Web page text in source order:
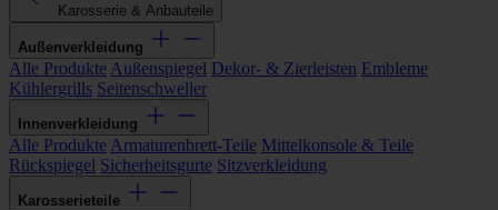
Karosserie & Anbauteile
Außenverkleidung
Alle Produkte Außenspiegel Dekor- & Zierleisten Embleme
Kühlergrills Seitenschweller
Innenverkleidung
Alle Produkte Armaturenbrett-Teile Mittelkonsole & Teile
Rückspiegel Sicherheitsgurte Sitzverkleidung
Karosserieteile